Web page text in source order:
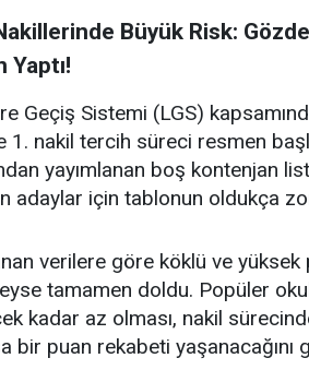
Büyük Risk:
Yaptı!
Geçiş Sistemi (LGS)
1. nakil tercih süreci resmen
yayımlanan boş kontenjan
adaylar için tablonun oldukça
verilere göre köklü ve
tamamen doldu. Popüler
kadar az olması, nakil
bir puan rekabeti yaşanacağını